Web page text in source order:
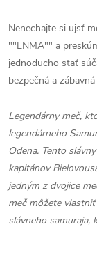
Nenechajte si ujsť
""ENMA"" a
jednoducho stať
bezpečná a
Legendárny meč,
legendárneho
Odena. Tento
kapitánov
jedným z dvojice
meč môžete
slávneho samuraja,